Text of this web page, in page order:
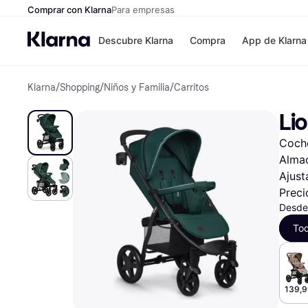
Comprar con KlarnaPara empresas
Descubre Klarna
Paga ahora
Paga en 3 plazos
Paga en 30 días
Financiación
Klarna en Apple
Compra
Zalando
JD Sports
Directorio de
App de Klarna
Klarna/Shopping/Niños y Familia/Carritos